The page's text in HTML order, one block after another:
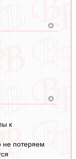
к
не потеряем